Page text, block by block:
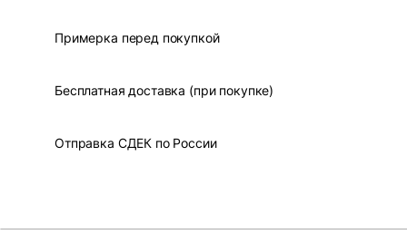
Примерка перед покупкой
Бесплатная доставка (при покупке)
Отправка СДЕК по России